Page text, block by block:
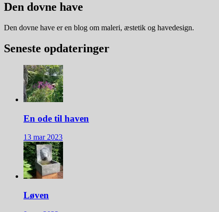
Den dovne have
Den dovne have er en blog om maleri, æstetik og havedesign.
Seneste opdateringer
En ode til haven
13 mar 2023
Løven